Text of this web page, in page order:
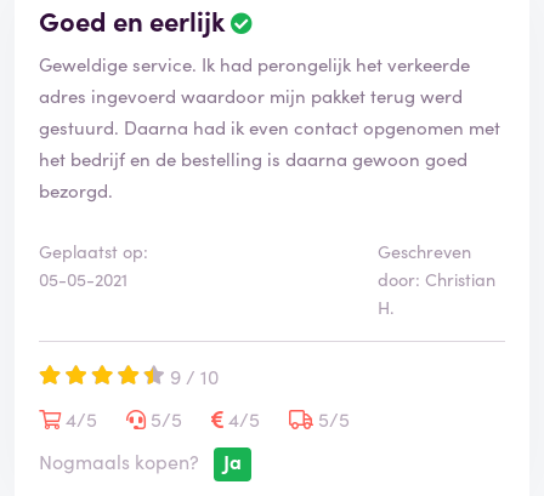
Goed en eerlijk
B
o
o
r
d
e
g
e
Geweldige service. Ik had perongelijk het verkeerde
adres ingevoerd waardoor mijn pakket terug werd
gestuurd. Daarna had ik even contact opgenomen met
het bedrijf en de bestelling is daarna gewoon goed
bezorgd.
Geplaatst op:
05-05-2021
Geschreven
door: Christian
H.
9 / 10
4/5
5/5 4/5
5/5
Nogmaals kopen?
Ja